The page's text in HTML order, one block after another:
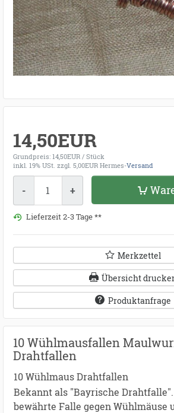
14,50EUR
Grundpreis: 14,50EUR / Stück
inkl. 19% USt. zzgl. 5,00EUR Hermes-Versand
- +
Lieferzeit 2-3 Tage **
Merkzettel
Übersicht
Produktanfrage
10 Wühlmausfallen
Drahtfallen
10 Wühlmaus Drahtfallen
Bekannt als "Bayrische
bewährte Falle gegen Wühlmäuse